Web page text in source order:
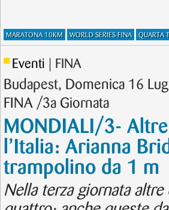
MARATONA 10KM WORLD SERIES FINA QUARTA
Eventi | FINA
Budapest, Domenica 16
FINA /3a Giornata
MONDIALI/3-
l’Italia: Arianna
trampolino da 1 m
Nella terza giornata altre